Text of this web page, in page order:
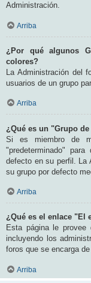
Administración.
Arriba
¿Por qué algunos
colores?
La Administración del
usuarios de un grupo
Arriba
¿Qué es un "Grupo
Si es miembro de
"predeterminado"
defecto en su perfil. La
su grupo por defecto
Arriba
¿Qué es el enlace "El
Esta página le
incluyendo los
foros que se encarga
Arriba